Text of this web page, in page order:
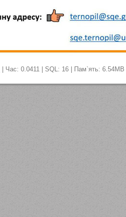
| Час: 0.0411 | SQL: 16 | Пам`ять: 6.54MB